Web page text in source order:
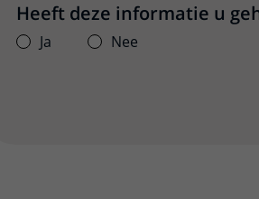
Heeft deze informatie u
Ja Nee